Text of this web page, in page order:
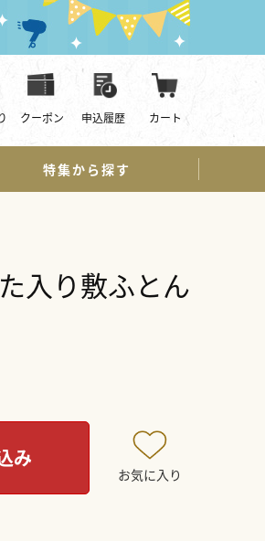
クーポン 申込履歴 カート
特集から探す
入り敷ふとん
み
お気に入り